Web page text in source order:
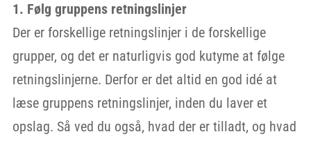
1. Følg gruppens retningslinjer
Der er forskellige retningslinjer i de forskellige
grupper, og det er naturligvis god kutyme at følge
retningslinjerne. Derfor er det altid en god idé at
læse gruppens retningslinjer, inden du laver et
opslag. Så ved du også, hvad der er tilladt, og hvad